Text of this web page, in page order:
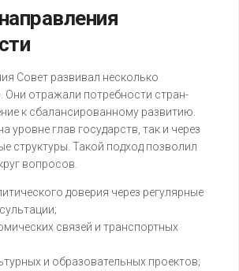
Совет развивал несколько
Они отражали потребности стран-
к сбалансированному развитию.
уровне глав государств, так и через
структуры. Такой подход позволил
вопросов.
доверия через регулярные
связей и транспортных
и образовательных проектов;